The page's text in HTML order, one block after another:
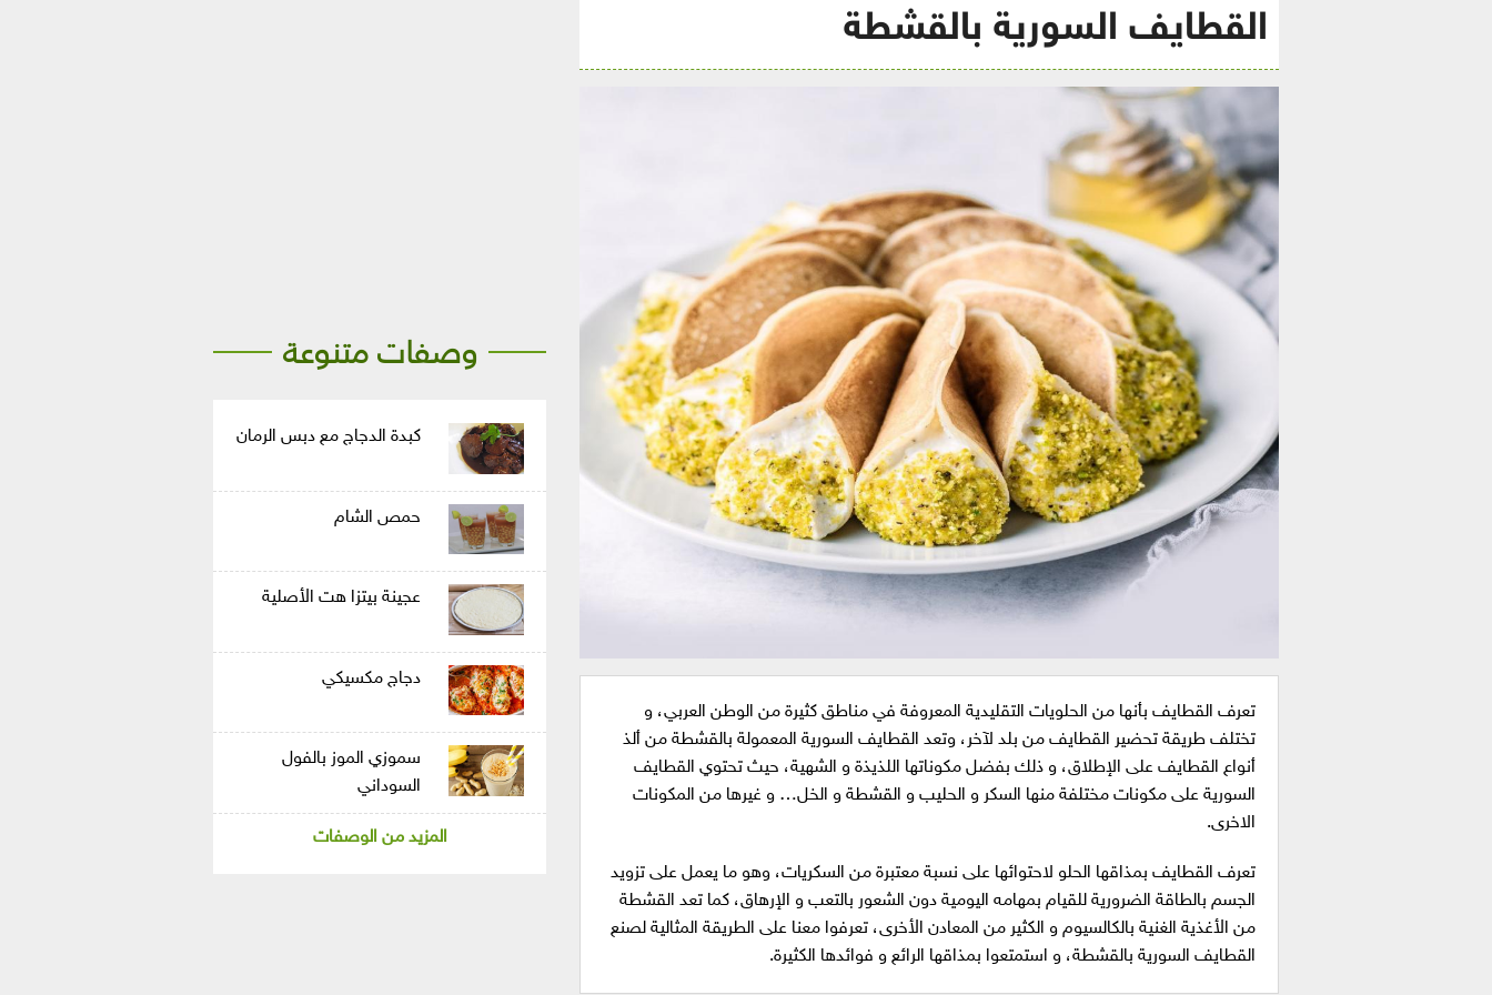
القطايف السورية بالقشطة
تعرف القطايف بأنها من الحلويات التقليدية المعروفة في مناطق كثيرة من الوطن العربي، و
تختلف طريقة تحضير القطايف من بلد لآخر، وتعد القطايف السورية المعمولة بالقشطة من ألذ
أنواع القطايف على الإطلاق، و ذلك بفضل مكوناتها اللذيذة و الشهية، حيث تحتوي القطايف
السورية على مكونات مختلفة منها السكر و الحليب و القشطة و الخل… و غيرها من المكونات
الاخرى.
تعرف القطايف بمذاقها الحلو لاحتوائها على نسبة معتبرة من السكريات، وهو ما يعمل على تزويد
الجسم بالطاقة الضرورية للقيام بمهامه اليومية دون الشعور بالتعب و الإرهاق، كما تعد القشطة
من الأغذية الغنية بالكالسيوم و الكثير من المعادن الأخرى، تعرفوا معنا على الطريقة المثالية لصنع
القطايف السورية بالقشطة، و استمتعوا بمذاقها الرائع و فوائدها الكثيرة.
وصفات متنوعة
كبدة الدجاج مع دبس الرمان
حمص الشام
عجينة بيتزا هت الأصلية
دجاج مكسيكي
سموزي الموز بالفول
السوداني
المزيد من الوصفات